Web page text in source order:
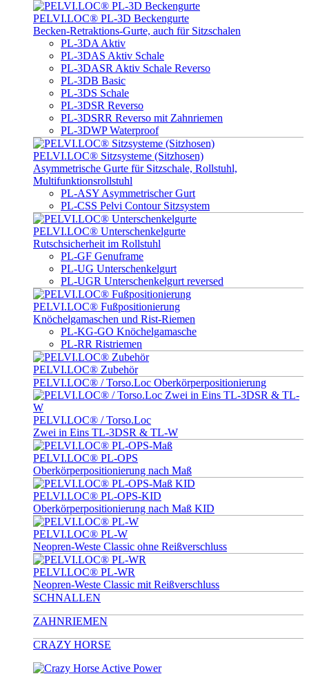
PELVI.LOC® PL-3D Beckengurte
Becken-Retraktions-Gurte, auch für Sitzschalen
PL-3DA Aktiv
PL-3DAS Aktiv Schale
PL-3DASR Aktiv Schale Reverso
PL-3DB Basic
PL-3DS Schale
PL-3DSR Reverso
PL-3DSRR Reverso mit Zahnriemen
PL-3DWP Waterproof
PELVI.LOC® Sitzsysteme (Sitzhosen)
Asymmetrische Gurte für Sitzschale, Rollstuhl,
Multifunktionsrollstuhl
PL-ASY Asymmetrischer Gurt
PL-CSS Pelvi Contour Sitzsystem
PELVI.LOC® Unterschenkelgurte
Rutschsicherheit im Rollstuhl
PL-GF Genuframe
PL-UG Unterschenkelgurt
PL-UGR Unterschenkelgurt reversed
PELVI.LOC® Fußpositionierung
Knöchelgamaschen und Rist-Riemen
PL-KG-GO Knöchelgamasche
PL-RR Ristriemen
PELVI.LOC® Zubehör
PELVI.LOC® / Torso.Loc Oberkörperpositionierung
PELVI.LOC® / Torso.Loc
Zwei in Eins TL-3DSR & TL-W
PELVI.LOC® PL-OPS
Oberkörperpositionierung nach Maß
PELVI.LOC® PL-OPS-KID
Oberkörperpositionierung nach Maß KID
PELVI.LOC® PL-W
Neopren-Weste Classic ohne Reißverschluss
PELVI.LOC® PL-WR
Neopren-Weste Classic mit Reißverschluss
SCHNALLEN
ZAHNRIEMEN
CRAZY HORSE